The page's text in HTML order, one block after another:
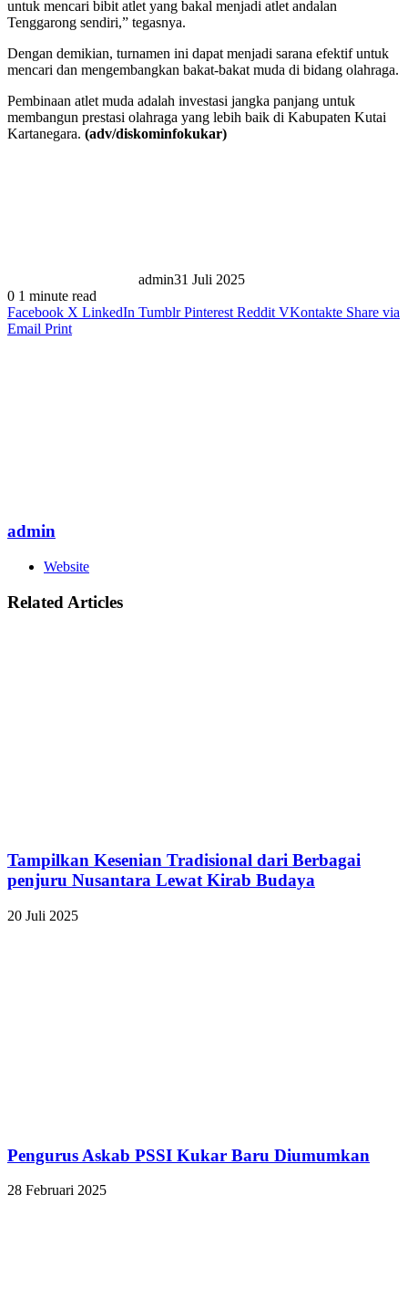
untuk mencari bibit atlet yang bakal menjadi atlet andalan
Tenggarong sendiri,” tegasnya.
Dengan demikian, turnamen ini dapat menjadi sarana efektif untuk
mencari dan mengembangkan bakat-bakat muda di bidang olahraga.
Pembinaan atlet muda adalah investasi jangka panjang untuk
membangun prestasi olahraga yang lebih baik di Kabupaten Kutai
Kartanegara. (adv/diskominfokukar)
admin31 Juli 2025
0 1 minute read
Facebook X LinkedIn Tumblr Pinterest Reddit VKontakte Share via
Email Print
admin
Website
Related Articles
Tampilkan Kesenian Tradisional dari Berbagai
penjuru Nusantara Lewat Kirab Budaya
20 Juli 2025
Pengurus Askab PSSI Kukar Baru Diumumkan
28 Februari 2025